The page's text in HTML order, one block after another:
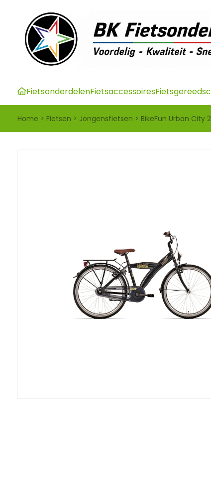
FietsonderdelenFietsaccessoires
Home > Fietsen > Jongensfietsen > BikeFun Urban City